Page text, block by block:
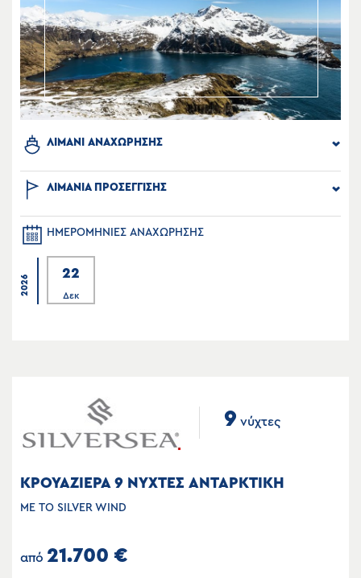
ΛΙΜΑΝΙ ΑΝΑΧΩΡΗΣΗΣ
ΛΙΜΑΝΙΑ ΠΡΟΣΕΓΓΙΣΗΣ
ΗΜΕΡΟΜΗΝΙΕΣ ΑΝΑΧΩΡΗΣΗΣ
2026
22
Δεκ
9 νύχτες
ΚΡΟΥΑΖΙΕΡΑ 9 ΝΥΧΤΕΣ ΑΝΤΑΡΚΤΙΚΗ
ΜΕ ΤΟ SILVER WIND
από 21.700 €